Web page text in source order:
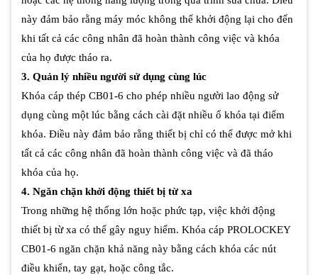
này đảm bảo rằng máy móc không thể khởi động lại cho đến
khi tất cả các công nhân đã hoàn thành công việc và khóa
của họ được tháo ra.
3. Quản lý nhiều người sử dụng cùng lúc
Khóa cáp thép CB01-6 cho phép nhiều người lao động sử
dụng cùng một lúc bằng cách cài đặt nhiều ổ khóa tại điểm
khóa. Điều này đảm bảo rằng thiết bị chỉ có thể được mở khi
tất cả các công nhân đã hoàn thành công việc và đã tháo
khóa của họ.
4. Ngăn chặn khởi động thiết bị từ xa
Trong những hệ thống lớn hoặc phức tạp, việc khởi động
thiết bị từ xa có thể gây nguy hiểm. Khóa cáp PROLOCKEY
CB01-6 ngăn chặn khả năng này bằng cách khóa các nút
điều khiển, tay gạt, hoặc công tắc.